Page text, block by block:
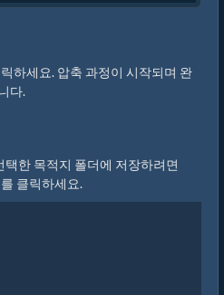
하세요. 압축 과정이 시작되며 완
다.
한 목적지 폴더에 저장하려면
클릭하세요.